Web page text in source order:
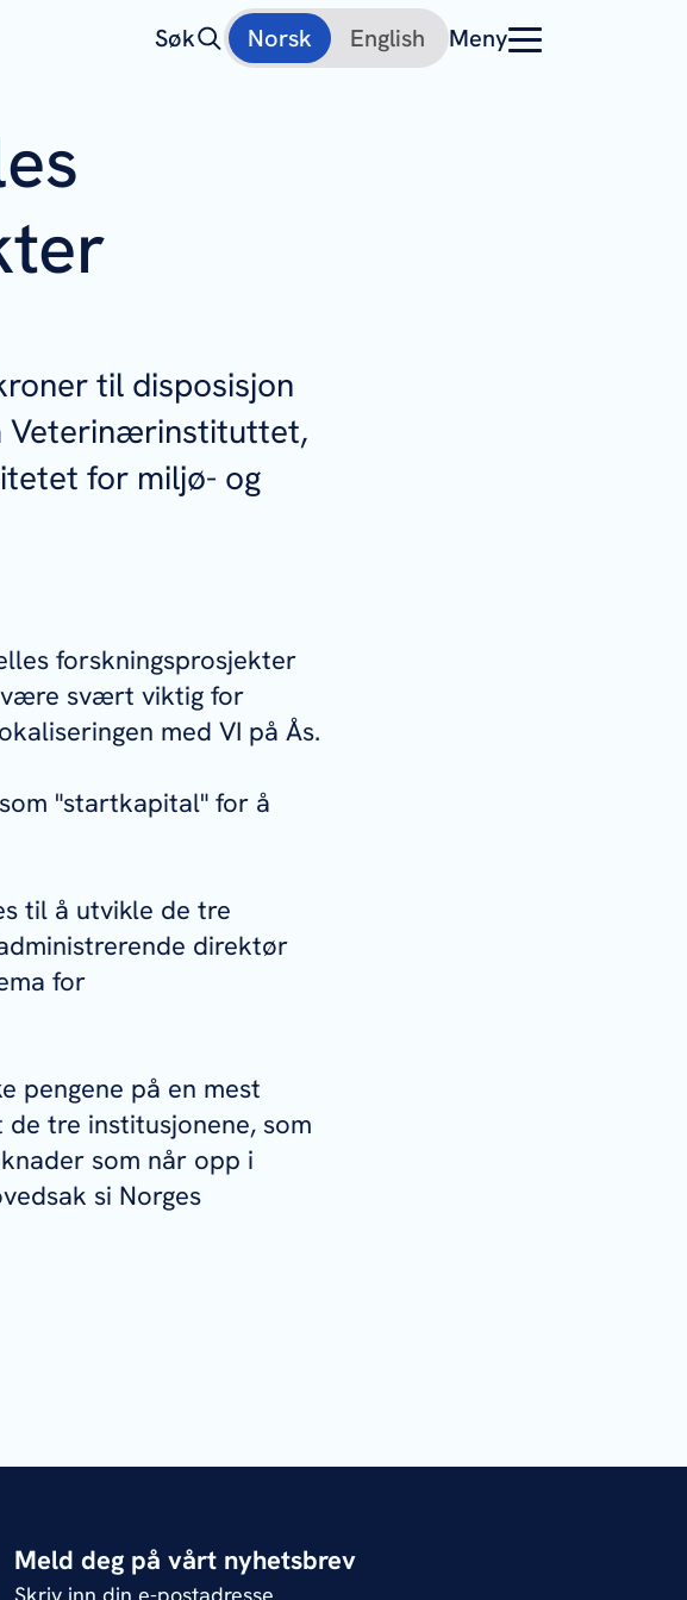
Søk Norsk English Meny
til disposisjon
Veterinærinstituttet,
for miljø- og
forskningsprosjekter
være svært viktig for
med VI på Ås.
"startkapital" for å
til å utvikle de tre
direktør
for
pengene på en mest
de tre institusjonene, som
som når opp i
si Norges
Meld deg på vårt nyhetsbrev